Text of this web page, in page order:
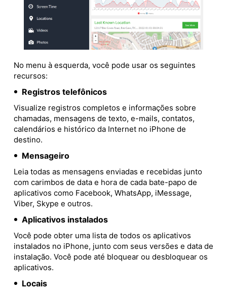
No menu à esquerda, você pode usar os seguintes
recursos:
Registros telefônicos
Visualize registros completos e informações sobre
chamadas, mensagens de texto, e-mails, contatos,
calendários e histórico da Internet no iPhone de
destino.
Mensageiro
Leia todas as mensagens enviadas e recebidas junto
com carimbos de data e hora de cada bate-papo de
aplicativos como Facebook, WhatsApp, iMessage,
Viber, Skype e outros.
Aplicativos instalados
Você pode obter uma lista de todos os aplicativos
instalados no iPhone, junto com seus versões e data de
instalação. Você pode até bloquear ou desbloquear os
aplicativos.
Locais